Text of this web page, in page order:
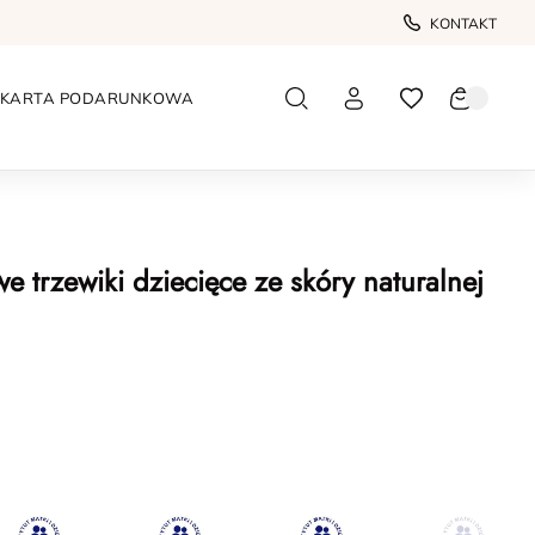
KONTAKT
KARTA PODARUNKOWA
trzewiki dziecięce ze skóry naturalnej